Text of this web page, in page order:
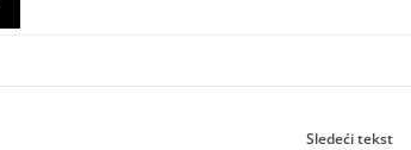
Sledeći tekst